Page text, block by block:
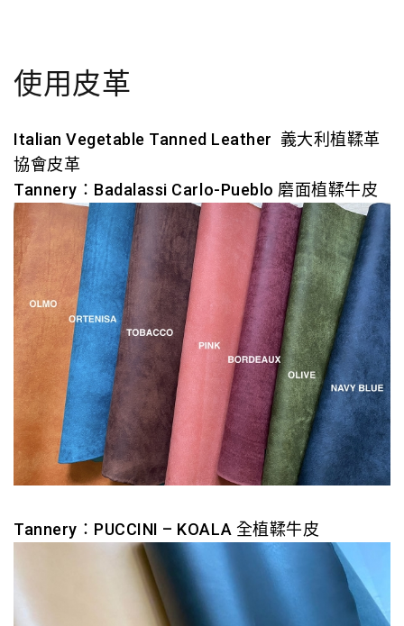
使用皮革
Italian Vegetable Tanned Leather 義大利植鞣革
協會皮革
Tannery：Badalassi Carlo-Pueblo 磨面植鞣牛皮
Tannery：PUCCINI – KOALA 全植鞣牛皮